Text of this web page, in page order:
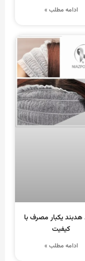
ادامه مطلب »
هدبند یکبار مصرف با
کیفیت
ادامه مطلب »